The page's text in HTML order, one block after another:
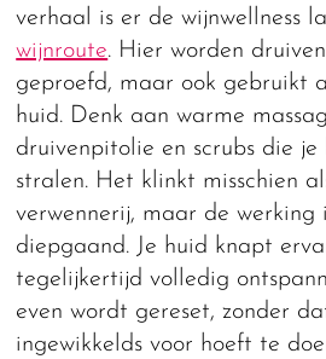
verhaal is er de wijnwellness
wijnroute. Hier worden
geproefd, maar ook gebruikt
huid. Denk aan warme
druivenpitolie en scrubs die
stralen. Het klinkt misschien
verwennerij, maar de werking
diepgaand. Je huid knapt
tegelijkertijd volledig
even wordt gereset, zonder
ingewikkelds voor hoeft te